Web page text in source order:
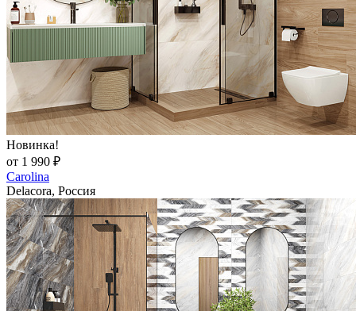
Новинка!
от 1 990 ₽
Carolina
Delacora, Россия